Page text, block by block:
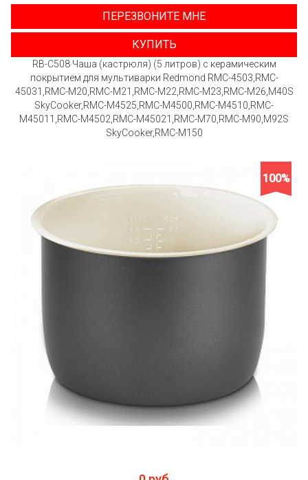
ПЕРЕЗВОНИТЕ МНЕ
КУПИТЬ
RB-C508 Чаша (кастрюля) (5 литров) с керамическим
покрытием для мультиварки Redmond RMC-4503,RMC-
45031,RMC-M20,RMC-M21,RMC-M22,RMC-M23,RMC-M26,M40S
SkyCooker,RMC-M4525,RMC-M4500,RMC-M4510,RMC-
M45011,RMC-M4502,RMC-M45021,RMC-M70,RMC-M90,M92S
SkyCooker,RMC-M150
100%